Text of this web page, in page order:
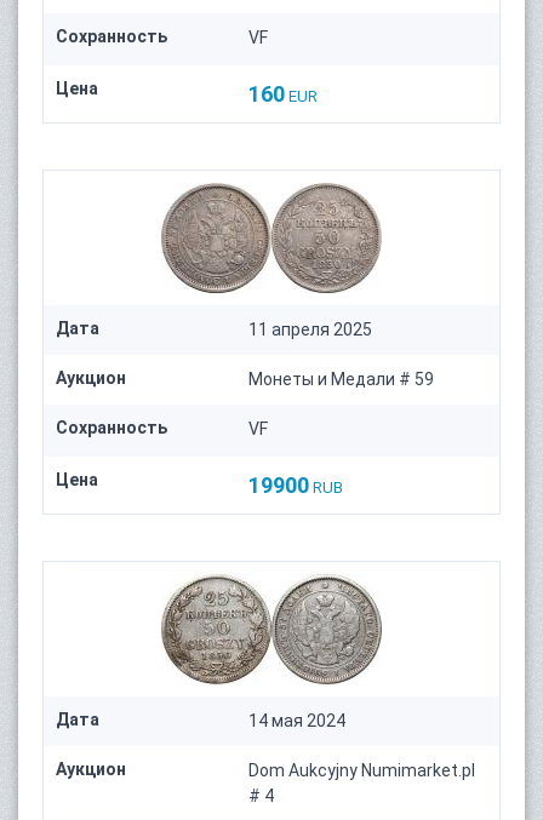
Сохранность VF
Цена 160 EUR
Дата 11 апреля 2025
Аукцион Монеты и Медали # 59
Сохранность VF
Цена 19900 RUB
Дата 14 мая 2024
Аукцион
Dom Aukcyjny Numimarket.pl
# 4